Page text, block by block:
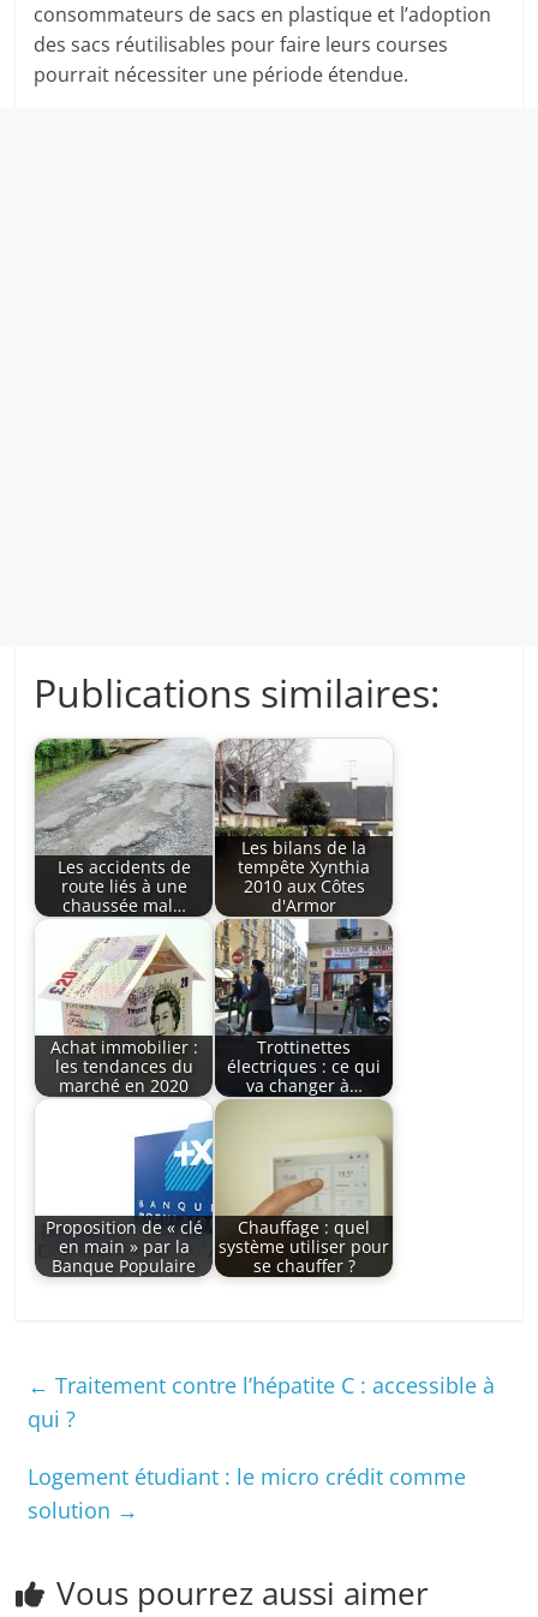
consommateurs de sacs en plastique et l’adoption
des sacs réutilisables pour faire leurs courses
pourrait nécessiter une période étendue.
Publications similaires:
Les accidents de
route liés à une
chaussée mal…
Les bilans de la
tempête Xynthia
2010 aux Côtes
d'Armor
Achat immobilier :
les tendances du
marché en 2020
Trottinettes
électriques : ce qui
va changer à…
Proposition de « clé
en main » par la
Banque Populaire
Chauffage : quel
système utiliser pour
se chauffer ?
← Traitement contre l’hépatite C : accessible à
qui ?
Logement étudiant : le micro crédit comme
solution →
Vous pourrez aussi aimer